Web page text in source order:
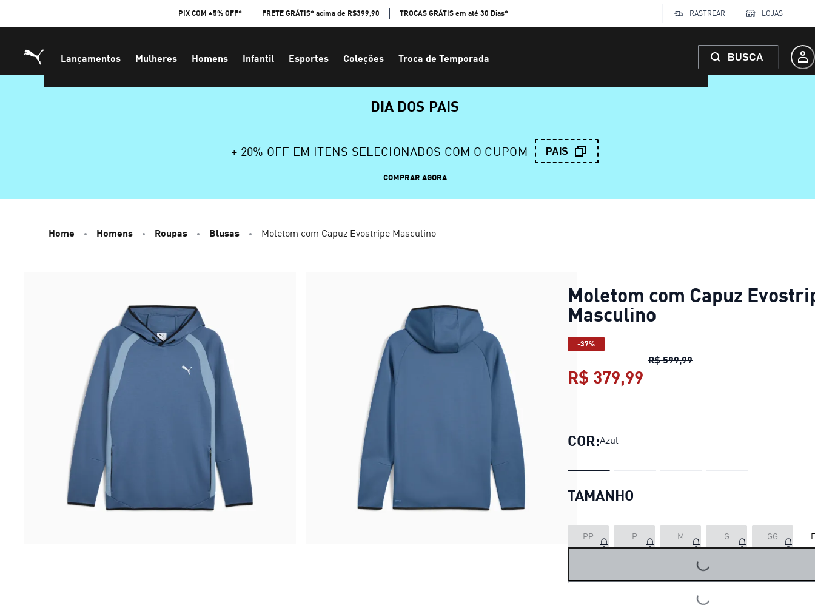
PIX COM +5% OFF* FRETE GRÁTIS* acima de R$399,90 TROCAS GRÁTIS em até 30 Dias* RASTREAR LOJAS
Lançamentos Mulheres Homens Infantil Esportes Coleções Troca de Temporada BUSCA
DIA DOS PAIS
+ 20% OFF EM ITENS SELECIONADOS COM O CUPOM PAIS
COMPRAR AGORA
Home Homens Roupas Blusas Moletom com Capuz Evostripe Masculino
Moletom com Capuz
Masculino
-37%
R$ 599,99Moletom com Capuz
R$ 379,99
COR:Azul
TAMANHO
PP P M G GG
LOADING...
LOADING...